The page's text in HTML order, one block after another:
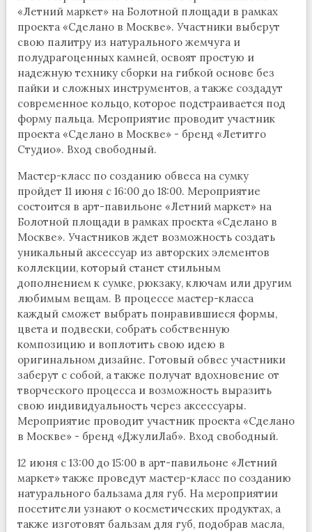
«Летний маркет» на Болотной площади в рамках
проекта «Сделано в Москве». Участники выберут
свою палитру из натурального жемчуга и
полудрагоценных камней, освоят простую и
надежную технику сборки на гибкой основе без
пайки и сложных инструментов, а также создадут
современное кольцо, которое подстраивается под
форму пальца. Мероприятие проводит участник
проекта «Сделано в Москве» - бренд «Летитго
Студио». Вход свободный.
Мастер-класс по созданию обвеса на сумку
пройдет 11 июня с 16:00 до 18:00. Мероприятие
состоится в арт-павильоне «Летний маркет» на
Болотной площади в рамках проекта «Сделано в
Москве». Участников ждет возможность создать
уникальный аксессуар из авторских элементов
коллекции, который станет стильным
дополнением к сумке, рюкзаку, ключам или другим
любимым вещам. В процессе мастер-класса
каждый сможет выбрать понравившиеся формы,
цвета и подвески, собрать собственную
композицию и воплотить свою идею в
оригинальном дизайне. Готовый обвес участники
заберут с собой, а также получат вдохновение от
творческого процесса и возможность выразить
свою индивидуальность через аксессуары.
Мероприятие проводит участник проекта «Сделано
в Москве» - бренд «ДжулиЛаб». Вход свободный.
12 июня с 13:00 до 15:00 в арт-павильоне «Летний
маркет» также проведут мастер-класс по созданию
натурального бальзама для губ. На мероприятии
посетители узнают о косметических продуктах, а
также изготовят бальзам для губ, подобрав масла,